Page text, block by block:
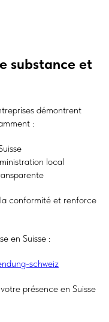
substance et
démontrent
:
local
conformité et renforce
en Suisse :
schweiz
présence en Suisse